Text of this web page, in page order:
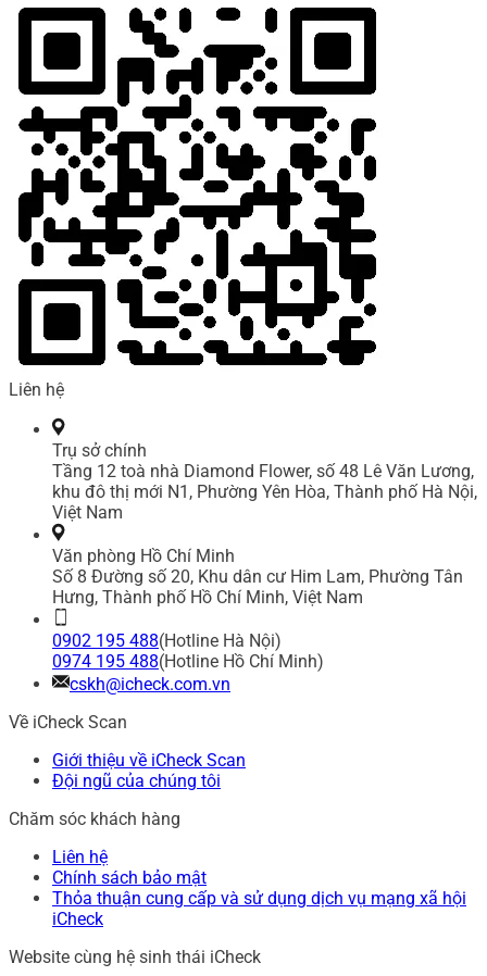
Liên hệ
Trụ sở chính
Tầng 12 toà nhà Diamond Flower, số 48 Lê Văn Lương,
khu đô thị mới N1, Phường Yên Hòa, Thành phố Hà Nội,
Việt Nam
Văn phòng Hồ Chí Minh
Số 8 Đường số 20, Khu dân cư Him Lam, Phường Tân
Hưng, Thành phố Hồ Chí Minh, Việt Nam
0902 195 488(Hotline Hà Nội)
0974 195 488(Hotline Hồ Chí Minh)
cskh@icheck.com.vn
Về iCheck Scan
Giới thiệu về iCheck Scan
Đội ngũ của chúng tôi
Chăm sóc khách hàng
Liên hệ
Chính sách bảo mật
Thỏa thuận cung cấp và sử dụng dịch vụ mạng xã hội
iCheck
Website cùng hệ sinh thái iCheck